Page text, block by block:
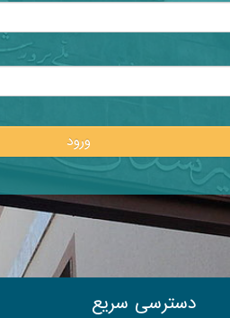
ورود
دسترسی سریع